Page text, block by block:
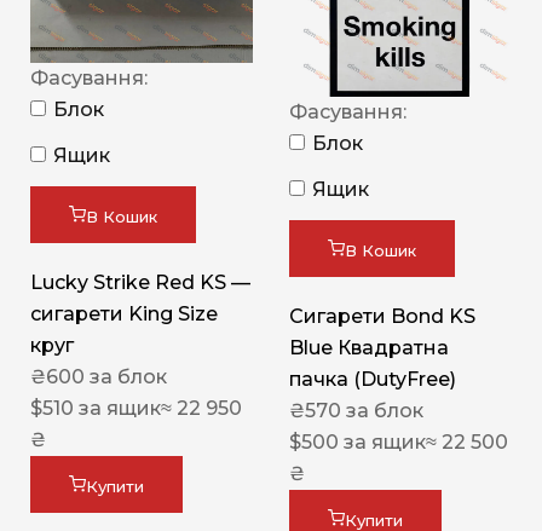
Фасування:
Блок
Ящик
В Кошик
Lucky Strike Red KS —
сигарети King Size
круг
₴600 за блок
$510 за ящик≈ 22 950
₴
Купити
Фасування:
Блок
Ящик
В Кошик
Сигарети Bond KS
Blue Квадратна
пачка (DutyFree)
₴570 за блок
$500 за ящик≈ 22 500
₴
Купити